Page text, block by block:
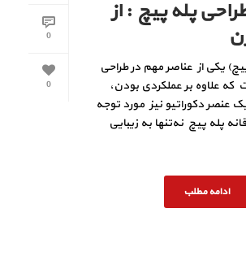
0
0
پله پیچ : از
یکی از عناصر مهم در طراحی
که علاوه بر عملکردی بودن،
عنصر دکوراتیو نیز مورد توجه
پله پیچ نه‌تنها به زیبایی
ادامه مطلب